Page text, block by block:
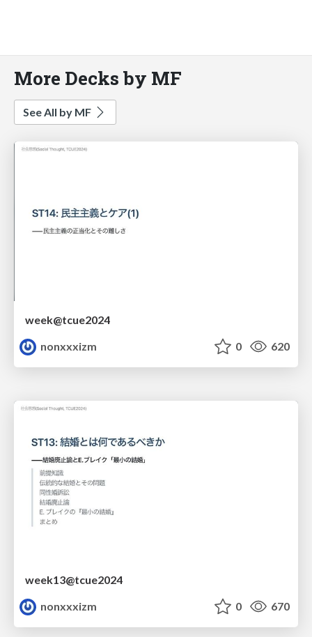
More Decks by MF
See All by MF
week@tcue2024
nonxxxizm
0 620
week13@tcue2024
nonxxxizm
0 670